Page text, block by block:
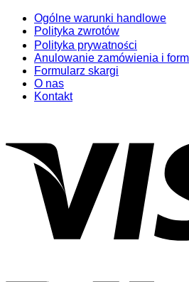
Ogólne warunki handlowe
Polityka zwrotów
Polityka prywatności
Anulowanie zamówienia i
Formularz skargi
O nas
Kontakt